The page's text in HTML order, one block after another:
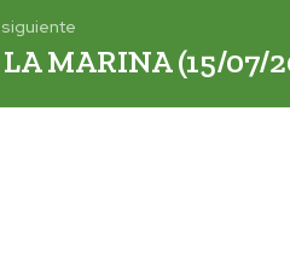
LA MARINA (15/07/